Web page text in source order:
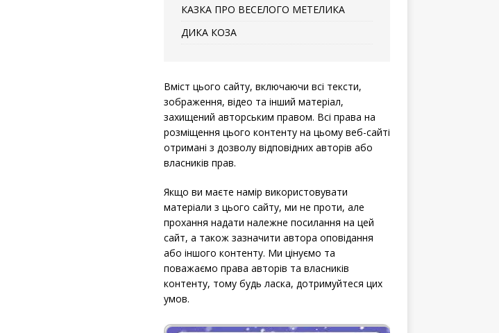
КАЗКА ПРО ВЕСЕЛОГО МЕТЕЛИКА
ДИКА КОЗА
Вміст цього сайту, включаючи всі тексти,
зображення, відео та інший матеріал,
захищений авторським правом. Всі права на
розміщення цього контенту на цьому веб-сайті
отримані з дозволу відповідних авторів або
власників прав.
Якщо ви маєте намір використовувати
матеріали з цього сайту, ми не проти, але
прохання надати належне посилання на цей
сайт, а також зазначити автора оповідання
або іншого контенту. Ми цінуємо та
поважаємо права авторів та власників
контенту, тому будь ласка, дотримуйтеся цих
умов.